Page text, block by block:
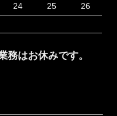
24 25
26
務はお休みです。